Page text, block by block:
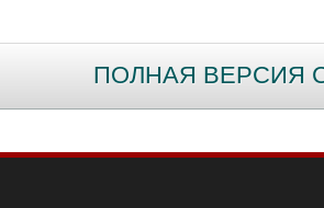
ПОЛНАЯ ВЕРСИЯ